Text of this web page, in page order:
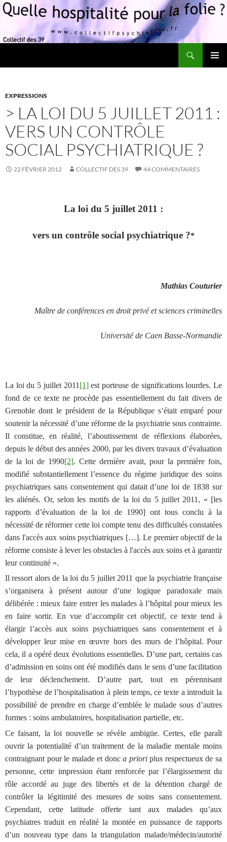
EXPRESSIONS
> LA LOI DU 5 JUILLET 2011 :
VERS UN CONTRÔLE
SOCIAL PSYCHIATRIQUE ?
22 FÉVRIER 2012 COLLECTIF DES 39 44 COMMENTAIRES
La loi du 5 juillet 2011 :
vers un contrôle social psychiatrique ?*
Mathias Couturier
Maître de conférences en droit privé et sciences criminelles
Université de Caen Basse-Normandie
La loi du 5 juillet 2011 [1]est porteuse de significations lourdes. Le
fond de ce texte ne procède pas essentiellement du fait divers de
Grenoble dont le président de la République s’était emparé pour
soutenir la nécessité d’une réforme de la psychiatrie sous contrainte.
Il constitue, en réalité, l’aboutissement de réflexions élaborées,
depuis le début des années 2000, par les divers travaux d’évaluation
de la loi de 1990[2]. Cette dernière avait, pour la première fois,
modifié substantiellement l’essence du régime juridique des soins
psychiatriques sans consentement qui datait d’une loi de 1838 sur
les aliénés. Or, selon les motifs de la loi du 5 juillet 2011, « [les
rapports d’évaluation de la loi de 1990] ont tous conclu à la
nécessité de réformer cette loi compte tenu des difficultés constatées
dans l'accès aux soins psychiatriques […]. Le premier objectif de la
réforme consiste à lever les obstacles à l'accès aux soins et à garantir
leur continuité ».
Il ressort alors de la loi du 5 juillet 2011 que la psychiatrie française
s’organisera à présent autour d’une logique paradoxale mais
délibérée : mieux faire entrer les malades à l’hôpital pour mieux les
en faire sortir. En vue d’accomplir cet objectif, ce texte tend à
élargir l’accès aux soins psychiatriques sans consentement et à
développer leur mise en œuvre hors des murs de l’hôpital. Pour
cela, il a opéré deux évolutions essentielles. D’une part, certains cas
d’admission en soins ont été modifiés dans le sens d’une facilitation
de leur déclenchement. D’autre part, tout en pérennisant
l’hypothèse de l’hospitalisation à plein temps, ce texte a introduit la
possibilité de prendre en charge d’emblée le malade sous d’autres
formes : soins ambulatoires, hospitalisation partielle, etc.
Ce faisant, la loi nouvelle se révèle ambigüe. Certes, elle paraît
ouvrir la potentialité d’un traitement de la maladie mentale moins
contraignant pour le malade et donca prioriplus respectueux de sa
personne, cette impression étant renforcée par l’élargissement du
rôle accordé au juge des libertés et de la détention chargé de
contrôler la légitimité des mesures de soins sans consentement.
Cependant, cette latitude offerte tant aux malades qu’aux
psychiatres traduit en réalité la montée en puissance de rapports
d’un nouveau type dans la triangulation malade/médecin/autorité